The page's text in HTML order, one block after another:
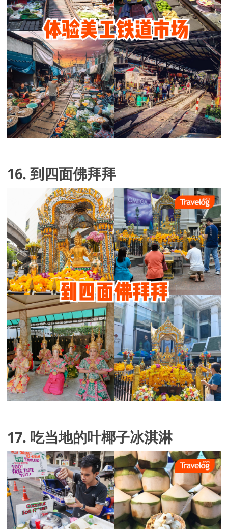
16. 到四面佛拜拜
17. 吃当地的叶椰子冰淇淋